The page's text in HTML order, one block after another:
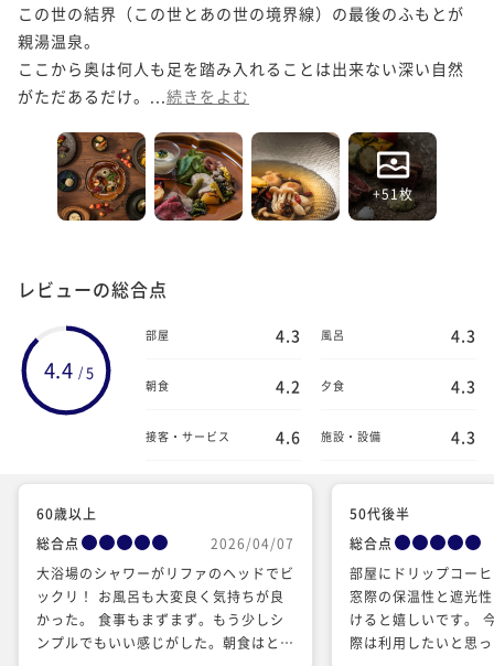
この世の結界（この世とあの世の境界線）の最後のふもとが
親湯温泉。
ここから奥は何人も足を踏み入れることは出来ない深い自然
がただあるだけ。... 続きをよむ
+51枚
レビューの総合点
4.4 / 5
部屋 4.3 風呂 4.3
朝食 4.2 夕食 4.3
接客・サービス 4.6 施設・設備 4.3
60歳以上
総合点
2026/04/07
大浴場のシャワーがリファのヘッドでビ
ックリ！ お風呂も大変良く気持ちが良
かった。 食事もまずまず。もう少しシ
ンプルでもいい感じがした。朝食はとて
50代後半
総合点
部屋にドリップコー
窓際の保温性と遮光
けると嬉しいです。
際は利用したいと思